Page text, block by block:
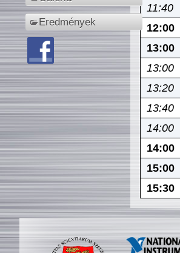
Eredmények
11:40
12:00
13:00
13:00
13:20
13:40
14:00
14:00
15:00
15:30